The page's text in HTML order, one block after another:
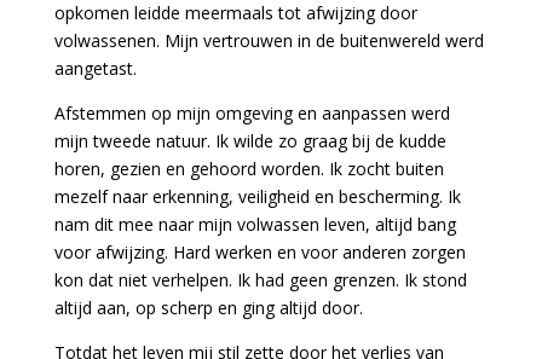
opkomen leidde meermaals tot afwijzing door
volwassenen. Mijn vertrouwen in de buitenwereld werd
aangetast.
Afstemmen op mijn omgeving en aanpassen werd
mijn tweede natuur. Ik wilde zo graag bij de kudde
horen, gezien en gehoord worden. Ik zocht buiten
mezelf naar erkenning, veiligheid en bescherming. Ik
nam dit mee naar mijn volwassen leven, altijd bang
voor afwijzing. Hard werken en voor anderen zorgen
kon dat niet verhelpen. Ik had geen grenzen. Ik stond
altijd aan, op scherp en ging altijd door.
Totdat het leven mij stil zette door het verlies van